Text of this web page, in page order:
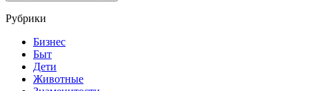
Рубрики
Бизнес
Быт
Дети
Животные